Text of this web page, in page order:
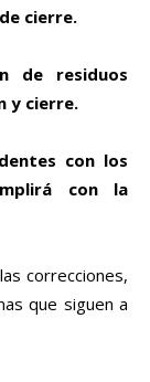
cierre.
de residuos
y cierre.
con los
con la
correcciones,
que siguen a